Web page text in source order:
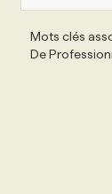
Mots clés
De